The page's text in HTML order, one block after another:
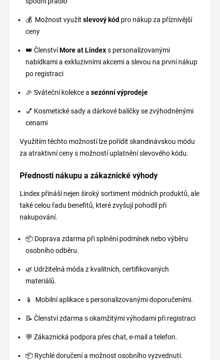
💰 Možnost využít slevový kód pro nákup za příznivější
ceny
👑 ČlenstvíMore at Lindexs personalizovanými
nabídkami a exkluzivními akcemi a slevou na první nákup
po registraci
🎉 Sváteční kolekce a sezónní výprodeje
💅 Kosmetické sady a dárkové balíčky se zvýhodněnými
cenami
Využitím těchto možností lze pořídit skandinávskou módu
za atraktivní ceny s možností uplatnění slevového kódu.
Přednosti nákupu a zákaznické výhody
Lindex přináší nejen široký sortiment módních produktů, ale
také celou řadu benefitů, které zvyšují pohodlí při
nakupování.
📦 Doprava zdarma při splnění podmínek nebo výběru
osobního odběru.
🌿 Udržitelná móda z kvalitních, certifikovaných
materiálů.
📱 Mobilní aplikace s personalizovanými doporučeními.
📝 Členství zdarma s okamžitými výhodami při registraci
💬 Zákaznická podpora přes chat, e-mail a telefon.
📦 Rychlé doručení a možnost osobního vyzvednutí.